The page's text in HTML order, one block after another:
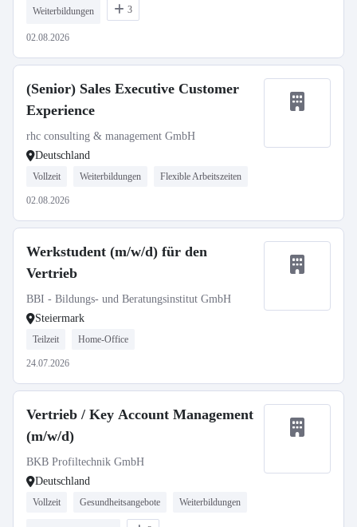
Weiterbildungen 3
02.08.2026
(Senior) Sales Executive Customer
Experience
rhc consulting & management GmbH
Deutschland
Vollzeit Weiterbildungen Flexible Arbeitszeiten
02.08.2026
Werkstudent (m/w/d) für den
Vertrieb
BBI - Bildungs- und Beratungsinstitut GmbH
Steiermark
Teilzeit Home-Office
24.07.2026
Vertrieb / Key Account Management
(m/w/d)
BKB Profiltechnik GmbH
Deutschland
Vollzeit Gesundheitsangebote Weiterbildungen